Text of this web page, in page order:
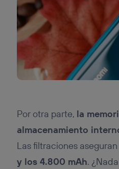
Por otra parte, la
almacenamiento
Las filtraciones
y los 4.800 mAh.